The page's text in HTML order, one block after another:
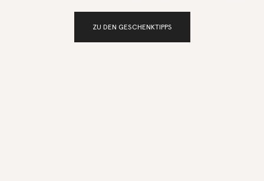
ZU DEN GESCHENKTIPPS